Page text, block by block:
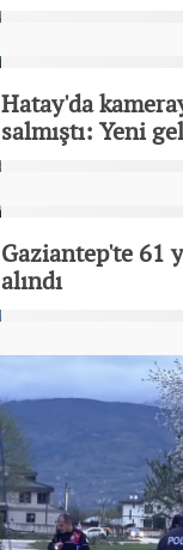
Hatay'da
salmıştı: Yeni
Gaziantep'te 61
alındı